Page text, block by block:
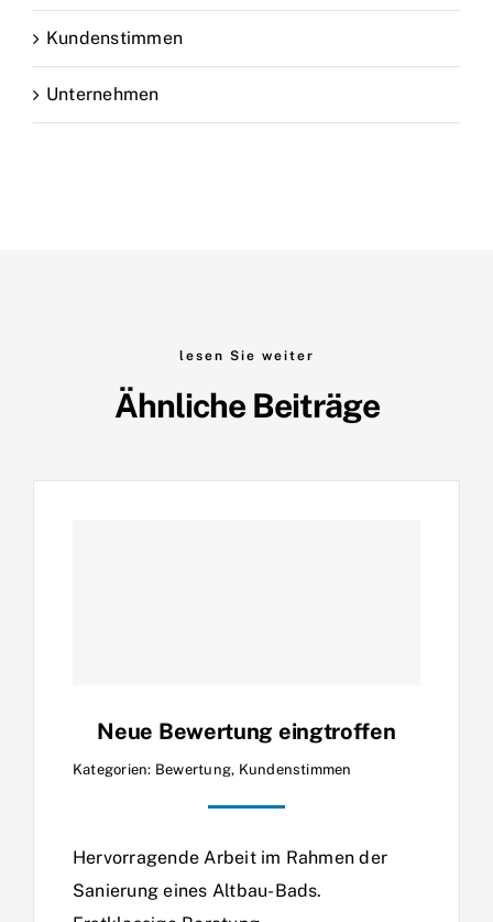
Kundenstimmen
Unternehmen
lesen Sie weiter
Ähnliche Beiträge
Neue Bewertung eingtroffen
Kategorien: Bewertung, Kundenstimmen
Hervorragende Arbeit im Rahmen der
Sanierung eines Altbau-Bads.